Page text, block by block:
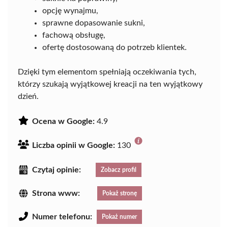
opcję wynajmu,
sprawne dopasowanie sukni,
fachową obsługę,
ofertę dostosowaną do potrzeb klientek.
Dzięki tym elementom spełniają oczekiwania tych,
którzy szukają wyjątkowej kreacji na ten wyjątkowy
dzień.
Ocena w Google: 4.9
Liczba opinii w Google: 130
Czytaj opinie: Zobacz profil
Strona www: Pokaż stronę
Numer telefonu: Pokaż numer